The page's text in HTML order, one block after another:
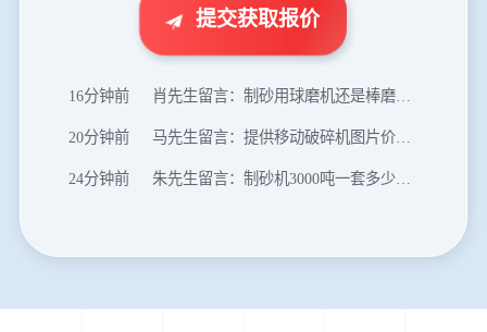
提交获取报价
李小姐留言：100吨陶瓷球磨机的型号和参数？
肖先生留言：制砂用球磨机还是棒磨机？每小时100吨价格。
20分钟前 马先生留言：提供移动破碎机图片价格表。
24分钟前 朱先生留言：制砂机3000吨一套多少钱？
35分钟前 张先生留言：碎石机有几种型号？碎石机械设备一套价格？
1分钟前 谢先生留言：球磨机多少钱一台？提供型号和参数。